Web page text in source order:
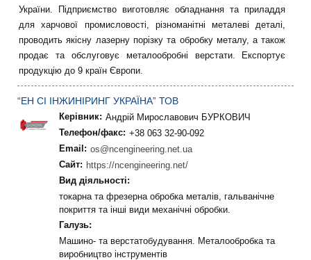
України. Підприємство виготовляє обладнання та приладдя
для харчової промисловості, різноманітні металеві деталі,
проводить якісну лазерну порізку та обробку металу, а також
продає та обслуговує металообробні верстати. Експортує
продукцію до 9 країн Європи.
“ЕН СІ ІНЖИНІРИНГ УКРАЇНА” ТОВ
Керівник: Андрій Мирославович БУРКОВИЧ
Телефон/факс: +38 063 32-90-092
Email: os@ncengineering.net.ua
Сайт: https://ncengineering.net/
Вид діяльності:
токарна та фрезерна обробка металів, гальванічне
покриття та інші види механічні обробки.
Галузь:
Машино- та верстатобудування. Металообробка та
виробництво інструментів